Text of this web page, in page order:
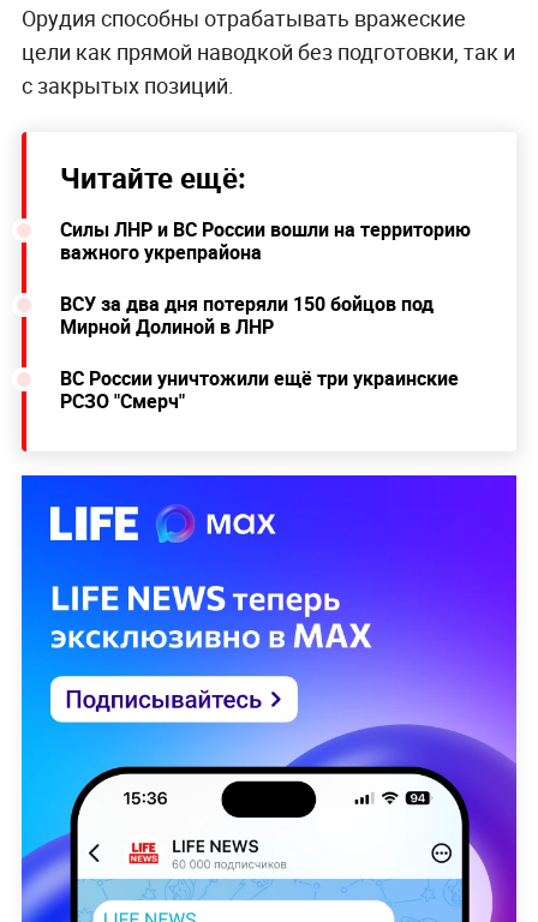
Орудия способны отрабатывать вражеские
цели как прямой наводкой без подготовки, так и
с закрытых позиций.
Читайте ещё:
Силы ЛНР и ВС России вошли на территорию
важного укрепрайона
ВСУ за два дня потеряли 150 бойцов под
Мирной Долиной в ЛНР
ВС России уничтожили ещё три украинские
РСЗО "Смерч"